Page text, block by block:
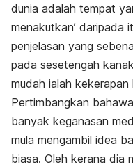
dunia adalah tempat
menakutkan’ daripada
penjelasan yang
pada sesetengah
mudah ialah kekerapan
Pertimbangkan
banyak keganasan
mula mengambil idea
biasa. Oleh kerana dia